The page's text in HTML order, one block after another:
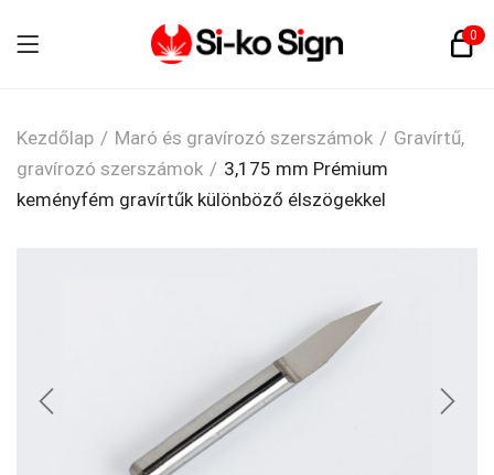
0
Kezdőlap / Maró és gravírozó szerszámok / Gravírtű,
gravírozó szerszámok / 3,175 mm Prémium
keményfém gravírtűk különböző élszögekkel